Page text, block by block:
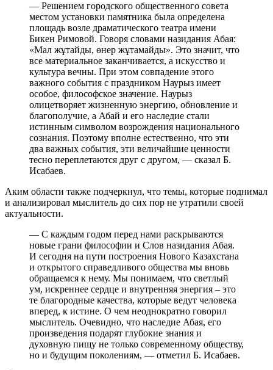
— Решением городского общественного совета
местом установки памятника была определена
площадь возле драматического театра имени
Бикен Римовой. Говоря словами назидания Абая:
«Мал жұтайды, өнер жұтамайды». Это значит, что
все материальное заканчивается, а искусство и
культура вечны. При этом совпадение этого
важного события с праздником Наурыз имеет
особое, философское значение. Наурыз
олицетворяет жизненную энергию, обновление и
благополучие, а Абай и его наследие стали
истинным символом возрождения национального
сознания. Поэтому вполне естественно, что эти
два важных события, эти величайшие ценности
тесно переплетаются друг с другом, — сказал Б.
Исабаев.
Аким области также подчеркнул, что темы, которые поднимал
и анализировал мыслитель до сих пор не утратили своей
актуальности.
— С каждым годом перед нами раскрываются
новые грани философии и Слов назидания Абая.
И сегодня на пути построения Нового Казахстана
и открытого справедливого общества мы вновь
обращаемся к нему. Мы понимаем, что светлый
ум, искреннее сердце и внутренняя энергия – это
те благородные качества, которые ведут человека
вперед, к истине. О чем неоднократно говорил
мыслитель. Очевидно, что наследие Абая, его
произведения подарят глубокие знания и
духовную пищу не только современному обществу,
но и будущим поколениям, — отметил Б. Исабаев.